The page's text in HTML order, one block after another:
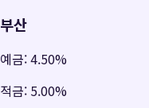
부산
예금:4.50%
적금: 5.00%